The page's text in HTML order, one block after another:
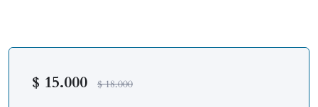
$ 15.000 $18.000